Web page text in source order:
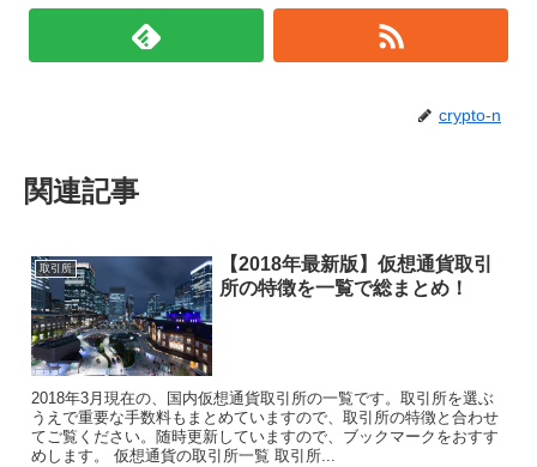
crypto-n
関連記事
取引所
【2018年最新版】仮想通貨取引
所の特徴を一覧で総まとめ！
2018年3月現在の、国内仮想通貨取引所の一覧です。取引所を選ぶ
うえで重要な手数料もまとめていますので、取引所の特徴と合わせ
てご覧ください。随時更新していますので、ブックマークをおすす
めします。 仮想通貨の取引所一覧 取引所...